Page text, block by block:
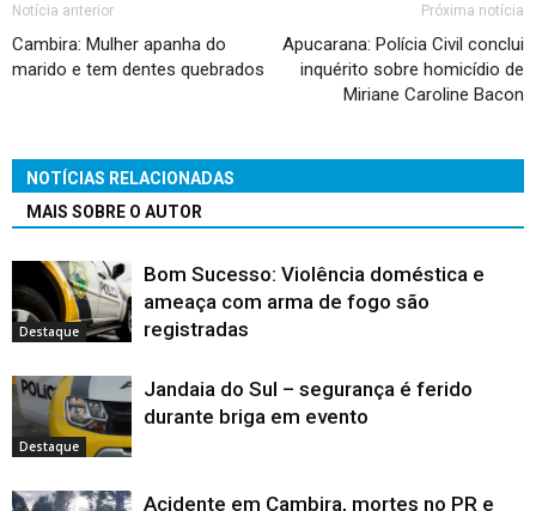
Notícia anterior
Cambira: Mulher apanha do
marido e tem dentes quebrados
Próxima notícia
Apucarana: Polícia Civil conclui
inquérito sobre homicídio de
Miriane Caroline Bacon
NOTÍCIAS RELACIONADAS
MAIS SOBRE O AUTOR
Destaque
Bom Sucesso: Violência doméstica e
ameaça com arma de fogo são
registradas
Destaque
Jandaia do Sul – segurança é ferido
durante briga em evento
Acidente em Cambira, mortes no PR e